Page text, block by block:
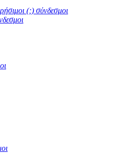
(;) σύνδεσμοι